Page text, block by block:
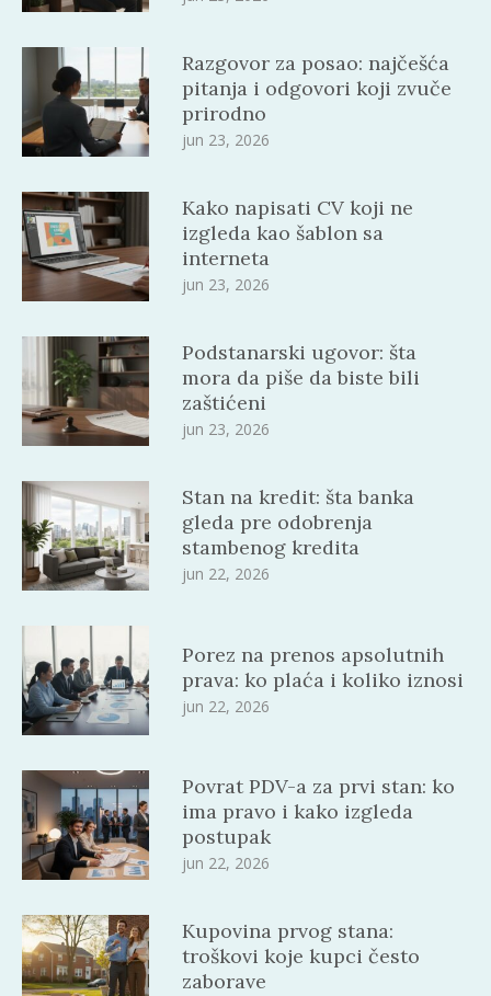
Razgovor za posao: najčešća
pitanja i odgovori koji zvuče
prirodno
jun 23, 2026
Kako napisati CV koji ne
izgleda kao šablon sa
interneta
jun 23, 2026
Podstanarski ugovor: šta
mora da piše da biste bili
zaštićeni
jun 23, 2026
Stan na kredit: šta banka
gleda pre odobrenja
stambenog kredita
jun 22, 2026
Porez na prenos apsolutnih
prava: ko plaća i koliko iznosi
jun 22, 2026
Povrat PDV-a za prvi stan: ko
ima pravo i kako izgleda
postupak
jun 22, 2026
Kupovina prvog stana:
troškovi koje kupci često
zaborave